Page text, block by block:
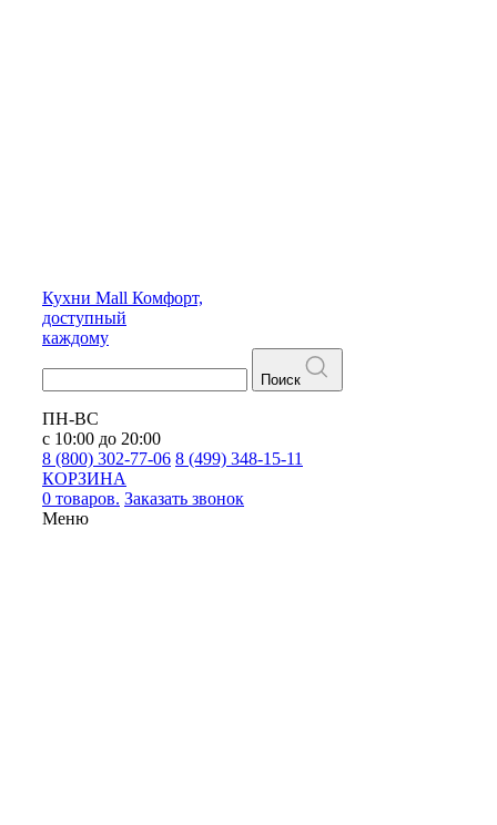
Кухни Mall Комфорт,
доступный
каждому
Поиск
ПН-ВС
с 10:00 до 20:00
8 (800) 302-77-06 8 (499) 348-15-11
КОРЗИНА
0 товаров. Заказать звонок
Меню